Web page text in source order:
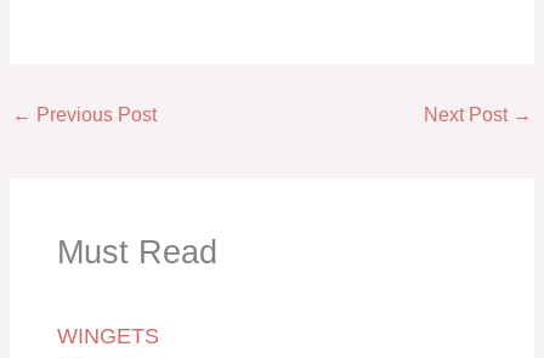
← Previous Post Next Post →
Must Read
WINGETS